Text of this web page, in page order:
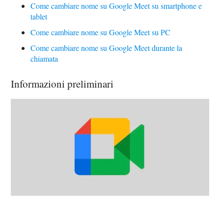
Come cambiare nome su Google Meet su smartphone e
tablet
Come cambiare nome su Google Meet su PC
Come cambiare nome su Google Meet durante la
chiamata
Informazioni preliminari